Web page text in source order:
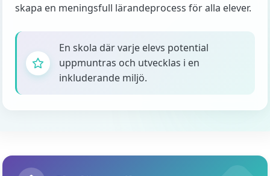
skapa en meningsfull lärandeprocess för alla elever.
En skola där varje elevs potential
uppmuntras och utvecklas i en
inkluderande miljö.